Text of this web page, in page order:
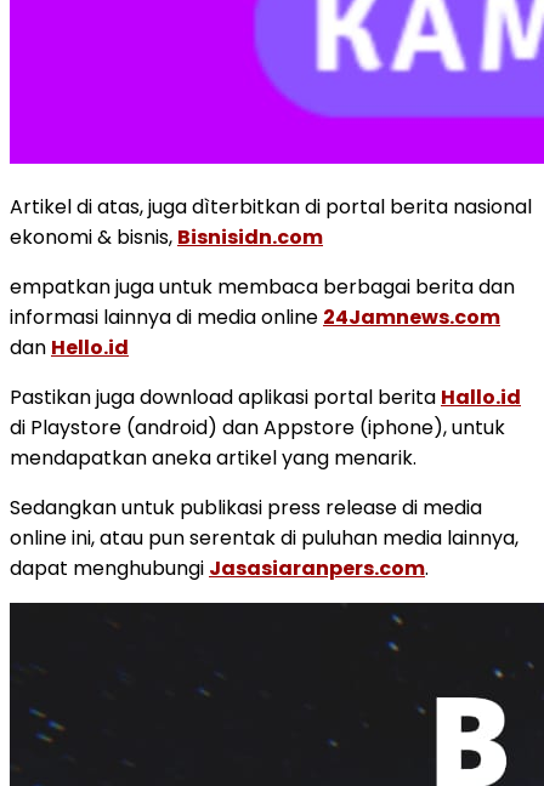
Artikel di atas, juga dìterbitkan di portal berita nasional
ekonomi & bisnis, Bisnisidn.com
empatkan juga untuk membaca berbagai berita dan
informasi lainnya di media online 24Jamnews.com
dan Hello.id
Pastikan juga download aplikasi portal berita Hallo.id
di Playstore (android) dan Appstore (iphone), untuk
mendapatkan aneka artikel yang menarik.
Sedangkan untuk publikasi press release di media
online ini, atau pun serentak di puluhan media lainnya,
dapat menghubungi Jasasiaranpers.com.